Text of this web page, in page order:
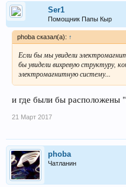
Ser1
Помощник Папы Кыр
phoba сказал(а): ↑
Если бы мы увидели
бы увидели вихревую структуру,
электромагнитную систему...
и где были бы расположены
21 Март 2017
phoba
Чатланин